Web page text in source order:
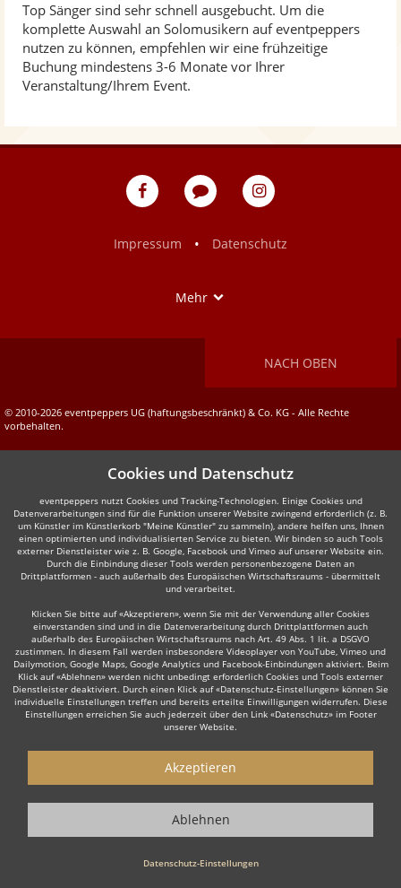
Top Sänger sind sehr schnell ausgebucht. Um die
komplette Auswahl an Solomusikern auf eventpeppers
nutzen zu können, empfehlen wir eine frühzeitige
Buchung mindestens 3-6 Monate vor Ihrer
Veranstaltung/Ihrem Event.
eventpeppers
Blog
eventpeppers
Impressum
• Datenschutz
Mehr
NACH OBEN
© 2010-2026 eventpeppers UG (haftungsbeschränkt) & Co. KG - Alle Rechte
vorbehalten.
Cookies und Datenschutz
eventpeppers nutzt Cookies und Tracking-Technologien. Einige Cookies und
Datenverarbeitungen sind für die Funktion unserer Website zwingend erforderlich (z. B.
um Künstler im Künstlerkorb "Meine Künstler" zu sammeln), andere helfen uns, Ihnen
einen optimierten und individualisierten Service zu bieten. Wir binden so auch Tools
externer Dienstleister wie z. B. Google, Facebook und Vimeo auf unserer Website ein.
Durch die Einbindung dieser Tools werden personenbezogene Daten an
Drittplattformen - auch außerhalb des Europäischen Wirtschaftsraums - übermittelt
und verarbeitet.
Klicken Sie bitte auf «Akzeptieren», wenn Sie mit der Verwendung aller Cookies
einverstanden sind und in die Datenverarbeitung durch Drittplattformen auch
außerhalb des Europäischen Wirtschaftsraums nach Art. 49 Abs. 1 lit. a DSGVO
zustimmen. In diesem Fall werden insbesondere Videoplayer von YouTube, Vimeo und
Dailymotion, Google Maps, Google Analytics und Facebook-Einbindungen aktiviert. Beim
Klick auf «Ablehnen» werden nicht unbedingt erforderlich Cookies und Tools externer
Dienstleister deaktiviert. Durch einen Klick auf «Datenschutz-Einstellungen» können Sie
individuelle Einstellungen treffen und bereits erteilte Einwilligungen widerrufen. Diese
Einstellungen erreichen Sie auch jederzeit über den Link «Datenschutz» im Footer
unserer Website.
Datenschutz-Einstellungen
Akzeptieren
Ablehnen